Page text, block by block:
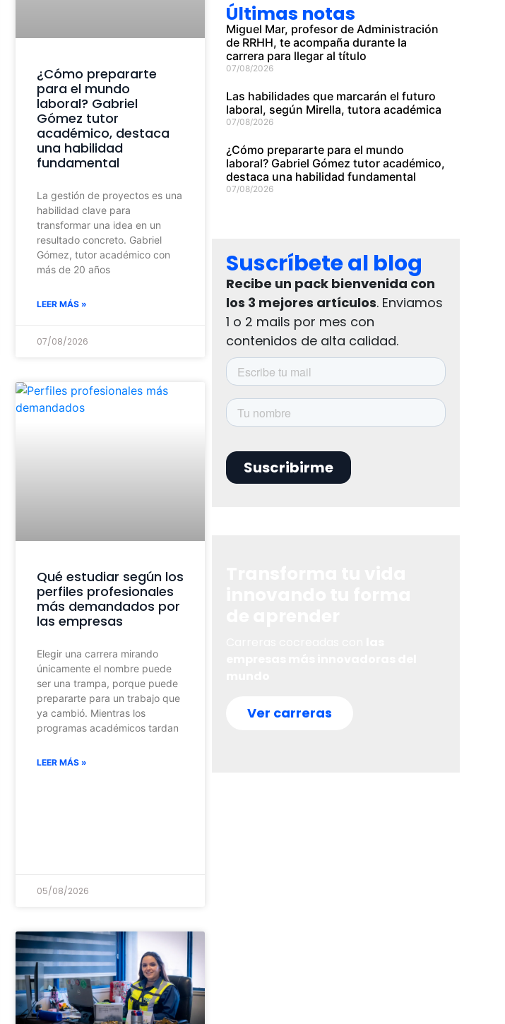
¿Cómo prepararte
para el mundo
laboral? Gabriel
Gómez tutor
académico, destaca
una habilidad
fundamental
La gestión de proyectos es una
habilidad clave para
transformar una idea en un
resultado concreto. Gabriel
Gómez, tutor académico con
más de 20 años
LEER MÁS »
07/08/2026
Qué estudiar según los
perfiles profesionales
más demandados por
las empresas
Elegir una carrera mirando
únicamente el nombre puede
ser una trampa, porque puede
prepararte para un trabajo que
ya cambió. Mientras los
programas académicos tardan
LEER MÁS »
05/08/2026
Últimas notas
Miguel Mar, profesor de Administración
de RRHH, te acompaña durante la
carrera para llegar al título
07/08/2026
Las habilidades que marcarán el futuro
laboral, según Mirella, tutora académica
07/08/2026
¿Cómo prepararte para el mundo
laboral? Gabriel Gómez tutor académico,
destaca una habilidad fundamental
07/08/2026
Suscríbete al blog
Recibe un pack bienvenida con
los 3 mejores artículos. Enviamos
1 o 2 mails por mes con
contenidos de alta calidad.
Ver carreras